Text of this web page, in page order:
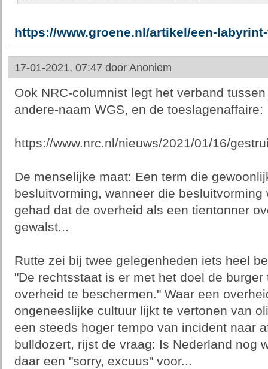
https://www.groene.nl/artikel/een-
17-01-2021, 07:47 door Anoniem
Ook NRC-columnist legt het verband
andere-naam WGS, en de toeslagenaffaire:
https://www.nrc.nl/nieuws/2021/01/16/
De menselijke maat: Een term die
besluitvorming, wanneer die
gehad dat de overheid als een tientonner
gewalst...
Rutte zei bij twee gelegenheden iets heel
"De rechtsstaat is er met het doel de
overheid te beschermen." Waar een
ongeneeslijke cultuur lijkt te vertonen van
een steeds hoger tempo van incident naar
bulldozert, rijst de vraag: Is Nederland nog
daar een "sorry, excuus" voor...